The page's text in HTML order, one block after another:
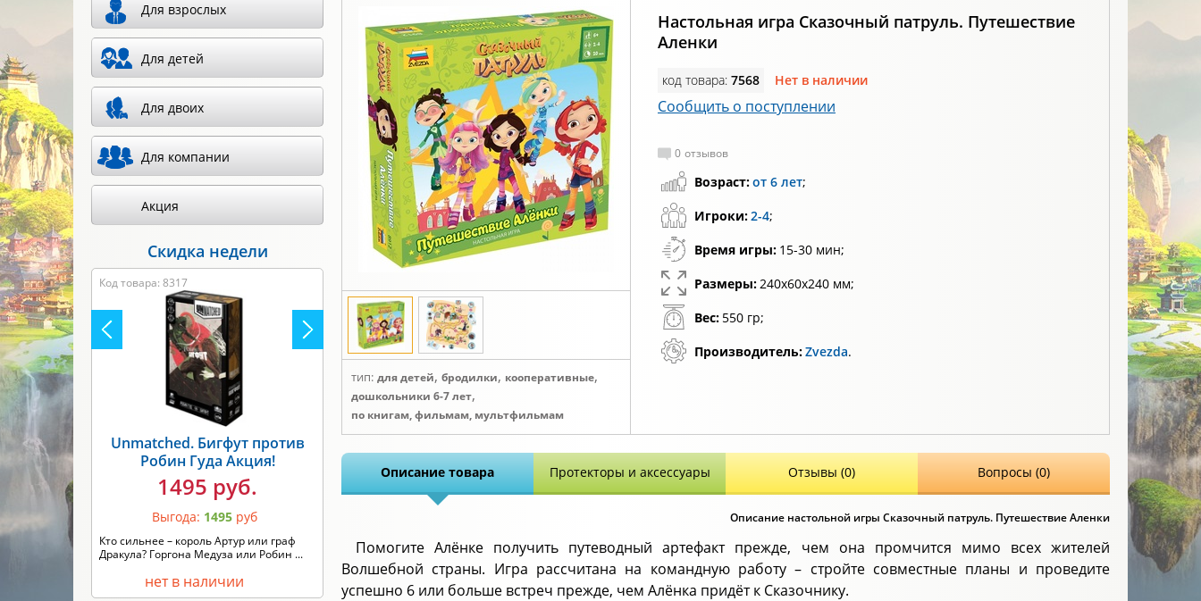
тип: для детей, бродилки, кооперативные,
дошкольники 6-7 лет,
по книгам, фильмам, мультфильмам
Настольная игра Сказочный патруль. Путешествие
Аленки
код товара: 7568 Нет в наличии
Сообщить о поступлении
0 отзывов
Возраст:от 6 лет;
Игроки:2-4;
Время игры: 15-30 мин;
Размеры:240x60x240 мм;
Вес: 550 гр;
Производитель:Zvezda.
Описание товара Протекторы и аксессуары Отзывы (0) Вопросы (0)
Описание настольной игры Сказочный патруль. Путешествие Аленки
Помогите Алёнке получить путеводный артефакт прежде, чем она промчится мимо всех жителей
Волшебной страны. Игра рассчитана на командную работу – стройте совместные планы и проведите
успешно 6 или больше встреч прежде, чем Алёнка придёт к Сказочнику.
Для взрослых
Для детей
Для двоих
Для компании
Акция
Скидка недели
Код товара: 8317
Unmatched. Бигфут против
Робин Гуда Акция!
1495 руб.
Выгода: 1495 руб
Кто сильнее – король Артур или граф
Дракула? Горгона Медуза или Робин ...
нет в наличии